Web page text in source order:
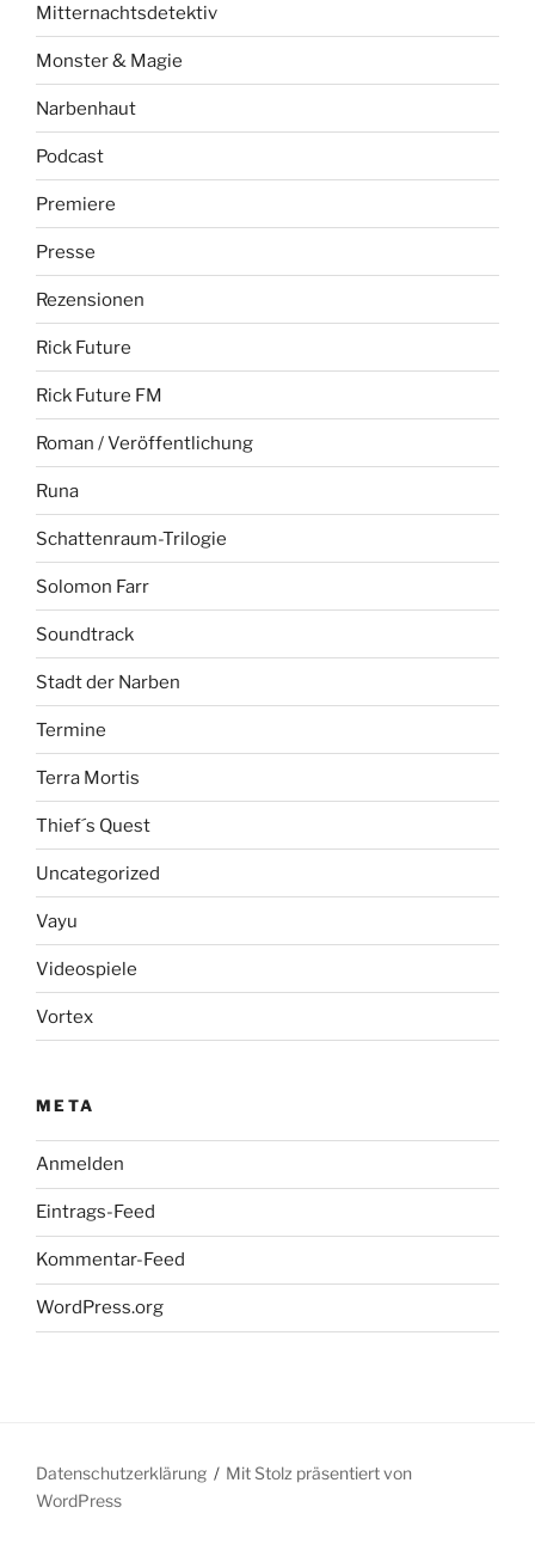
Mitternachtsdetektiv
Monster & Magie
Narbenhaut
Podcast
Premiere
Presse
Rezensionen
Rick Future
Rick Future FM
Roman / Veröffentlichung
Runa
Schattenraum-Trilogie
Solomon Farr
Soundtrack
Stadt der Narben
Termine
Terra Mortis
Thief´s Quest
Uncategorized
Vayu
Videospiele
Vortex
META
Anmelden
Eintrags-Feed
Kommentar-Feed
WordPress.org
Datenschutzerklärung
Mit Stolz präsentiert von
WordPress